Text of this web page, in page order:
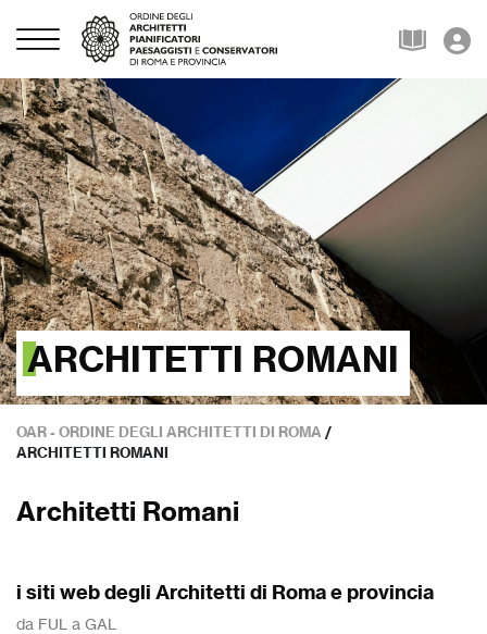
ARCHITETTI ROMANI
OAR - ORDINE DEGLI ARCHITETTI DI ROMA /
ARCHITETTI ROMANI
Architetti Romani
i siti web degli Architetti di Roma e provincia
da FUL a GAL